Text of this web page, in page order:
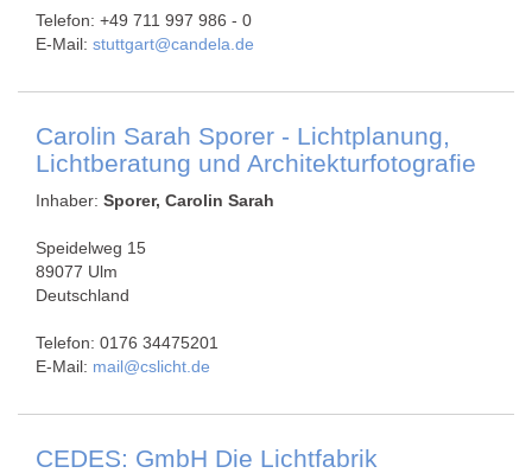
Telefon: +49 711 997 986 - 0
E-Mail: stuttgart@candela.de
Carolin Sarah Sporer - Lichtplanung,
Lichtberatung und Architekturfotografie
Inhaber: Sporer, Carolin Sarah
Speidelweg 15
89077 Ulm
Deutschland
Telefon: 0176 34475201
E-Mail: mail@cslicht.de
CEDES: GmbH Die Lichtfabrik